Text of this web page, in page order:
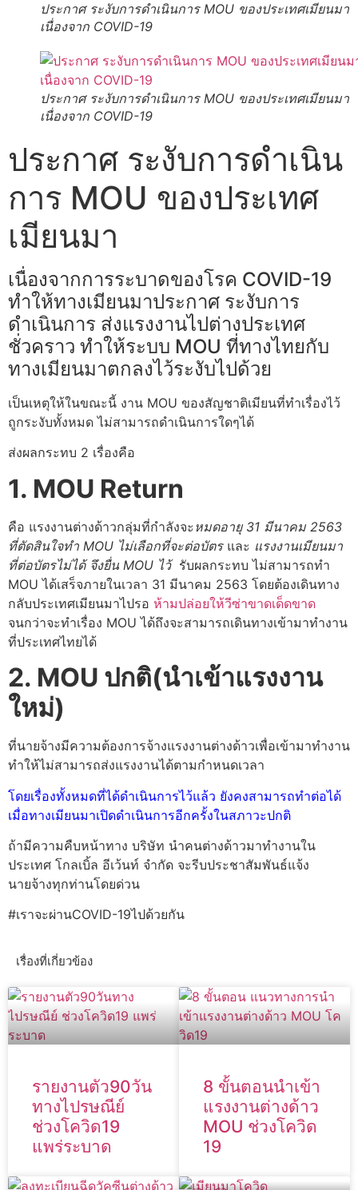
ประกาศ ระงับการดำเนินการ MOU ของประเทศเมียนมา
เนื่องจาก COVID-19
ประกาศ ระงับการดำเนินการ MOU ของประเทศเมียนมา
เนื่องจาก COVID-19
ประกาศ ระงับการดำเนิน
การ MOU ของประเทศ
เมียนมา
เนื่องจากการระบาดของโรค COVID-19
ทำให้ทางเมียนมาประกาศ ระงับการ
ดำเนินการ ส่งแรงงานไปต่างประเทศ
ชั่วคราว ทำให้ระบบ MOU ที่ทางไทยกับ
ทางเมียนมาตกลงไว้ระงับไปด้วย
เป็นเหตุให้ในขณะนี้ งาน MOU ของสัญชาติเมียนที่ทำเรื่องไว้
ถูกระงับทั้งหมด ไม่สามารถดำเนินการใดๆได้
ส่งผลกระทบ 2 เรื่องคือ
1. MOU Return
คือ แรงงานต่างด้าวกลุ่มที่กำลังจะ หมดอายุ 31 มีนาคม 2563
ที่ตัดสินใจทำ MOU ไม่เลือกที่จะต่อบัตรและ แรงงานเมียนมา
ที่ต่อบัตรไม่ได้ จึงยื่น MOU ไว้รับผลกระทบ ไม่สามารถทำ
MOU ได้เสร็จภายในเวลา 31 มีนาคม 2563 โดยต้องเดินทาง
กลับประเทศเมียนมาไปรอ ห้ามปล่อยให้วีซ่าขาดเด็ดขาด
จนกว่าจะทำเรื่อง MOU ได้ถึงจะสามารถเดินทางเข้ามาทำงาน
ที่ประเทศไทยได้
2. MOU ปกติ(นำเข้าแรงงาน
ใหม่)
ที่นายจ้างมีความต้องการจ้างแรงงานต่างด้าวเพื่อเข้ามาทำงาน
ทำให้ไม่สามารถส่งแรงงานได้ตามกำหนดเวลา
โดยเรื่องทั้งหมดที่ได้ดำเนินการไว้แล้ว ยังคงสามารถทำต่อได้
เมื่อทางเมียนมาเปิดดำเนินการอีกครั้งในสภาวะปกติ
ถ้ามีความคืบหน้าทาง บริษัท นำคนต่างด้าวมาทำงานใน
ประเทศ โกลเบิ้ล อีเว้นท์ จำกัด จะรีบประชาสัมพันธ์แจ้ง
นายจ้างทุกท่านโดยด่วน
#เราจะผ่านCOVID-19ไปด้วยกัน
เรื่องที่เกี่ยวข้อง
รายงานตัว90วัน
ทางไปรษณีย์
ช่วงโควิด19
แพร่ระบาด
8 ขั้นตอนนำเข้า
แรงงานต่างด้าว
MOU ช่วงโควิด
19